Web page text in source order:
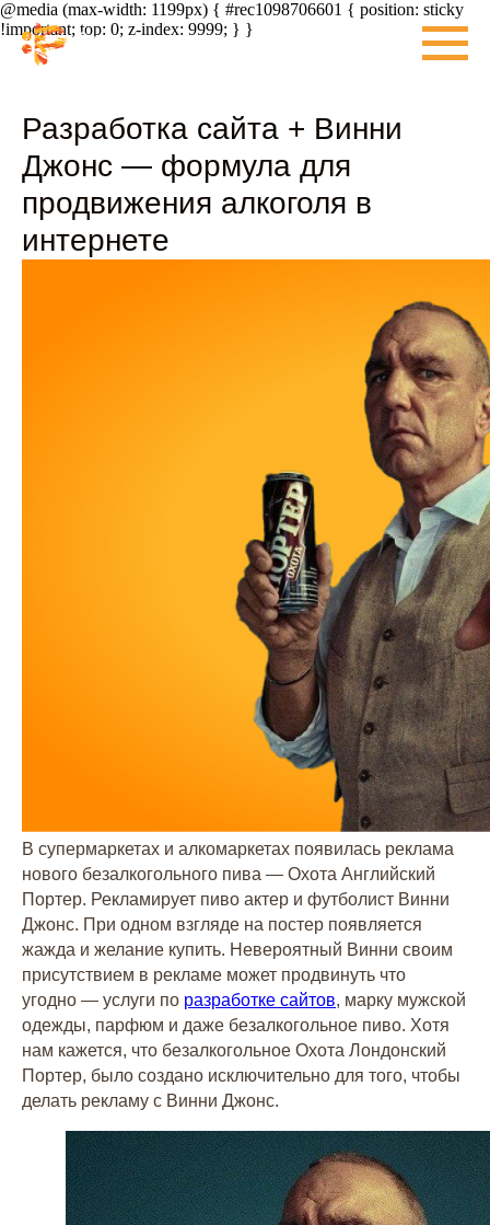
@media (max-width: 1199px) { #rec1098706601 { position: sticky
!important; top: 0; z-index: 9999; } }
Разработка сайта + Винни
Джонс — формула для
продвижения алкоголя в
интернете
В супермаркетах и алкомаркетах появилась реклама
нового безалкогольного пива — Охота Английский
Портер. Рекламирует пиво актер и футболист Винни
Джонс. При одном взгляде на постер появляется
жажда и желание купить. Невероятный Винни своим
присутствием в рекламе может продвинуть что
угодно — услуги по разработке сайтов, марку мужской
одежды, парфюм и даже безалкогольное пиво. Хотя
нам кажется, что безалкогольное Охота Лондонский
Портер, было создано исключительно для того, чтобы
делать рекламу с Винни Джонс.